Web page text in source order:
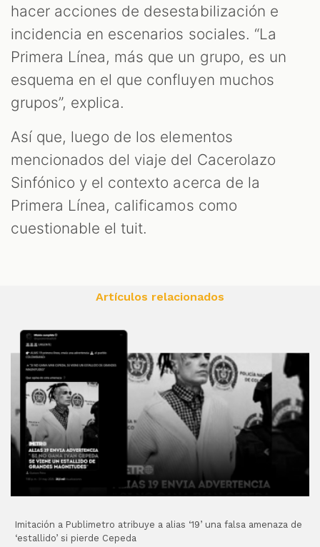
hacer acciones de desestabilización e
incidencia en escenarios sociales. “La
Primera Línea, más que un grupo, es un
esquema en el que confluyen muchos
grupos”, explica.
Así que, luego de los elementos
mencionados del viaje del Cacerolazo
Sinfónico y el contexto acerca de la
Primera Línea, calificamos como
cuestionable el tuit.
Artículos relacionados
Imitación a Publimetro atribuye a alias ‘19’ una falsa amenaza de
‘estallido’ si pierde Cepeda